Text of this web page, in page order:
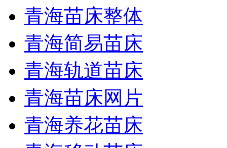
青海苗床整体
青海简易苗床
青海轨道苗床
青海苗床网片
青海养花苗床